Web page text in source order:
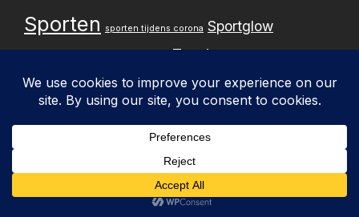
Sporten sporten tijdens corona Sportglow
Tennissen
thuis sporten thuis trainen Trouwen Vlog Voorste knieband
gescheurd
Werken aan herstel Zonbescherming Zwanger
Zwangerschapsupdate
Design & implementatie: